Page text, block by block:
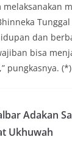
melaksanakan
dan
bisa
pungkasnya. (*)
Adakan
Ukhuwah